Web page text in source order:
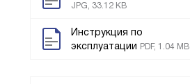
JPG, 33.12 KB
Инструкция по
эксплуатации PDF, 1.04 MB